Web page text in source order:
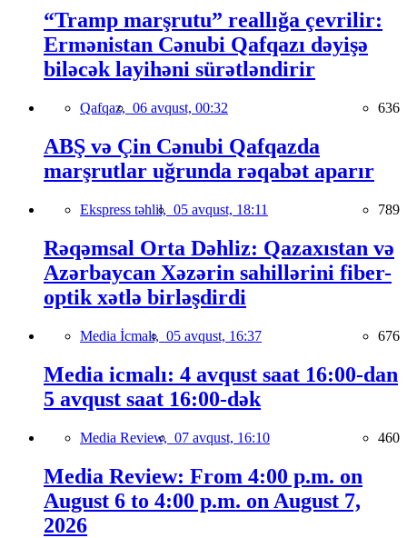
“Tramp marşrutu” reallığa çevrilir:
Ermənistan Cənubi Qafqazı dəyişə
biləcək layihəni sürətləndirir
Qafqaz, 06 avqust, 00:32 636
ABŞ və Çin Cənubi Qafqazda
marşrutlar uğrunda rəqabət aparır
Ekspress təhlil, 05 avqust, 18:11 789
Rəqəmsal Orta Dəhliz: Qazaxıstan və
Azərbaycan Xəzərin sahillərini fiber-
optik xətlə birləşdirdi
Media İcmalı, 05 avqust, 16:37 676
Media icmalı: 4 avqust saat 16:00-dan
5 avqust saat 16:00-dək
Media Review, 07 avqust, 16:10 460
Media Review: From 4:00 p.m. on
August 6 to 4:00 p.m. on August 7,
2026